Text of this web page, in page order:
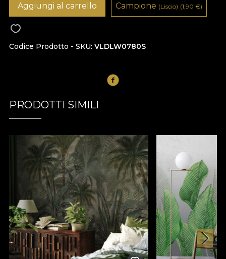
Codice Prodotto - SKU VLDLW0780S
Aggiungi al carrello Campione (Liscio) (1,90 €)
PRODOTTI SIMILI